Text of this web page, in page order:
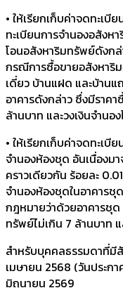
• ให้เรียกเก็บค่าจดทะเ
ทะเบียนการจำนองอสังห
โอนอสังหาริมทรัพย์ดังกล่
กรณีการซื้อขายอสังหาริ
เดี่ยว บ้านแฝด และบ้าน
อาคารดังกล่าว ซึ่งมีราค
ล้านบาท และวงเงินจำนอ
• ให้เรียกเก็บค่าจดทะเบี
จำนองห้องชุด อันเนื่องม
คราวเดียวกัน ร้อยละ
จำนองห้องชุดในอาคาร
กฎหมายว่าด้วยอาคารชุด
ทรัพย์ไม่เกิน 7 ล้านบาท แ
สำหรับบุคคลธรรมดาที่มี
เมษายน 2568 (วันประก
มิถุนายน 2569